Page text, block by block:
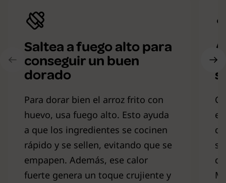
Saltea a fuego alto para
conseguir un buen
dorado
Para dorar bien el arroz frito con
huevo, usa fuego alto. Esto ayuda
a que los ingredientes se cocinen
rápido y se sellen, evitando que se
empapen. Además, ese calor
fuerte genera un toque crujiente y